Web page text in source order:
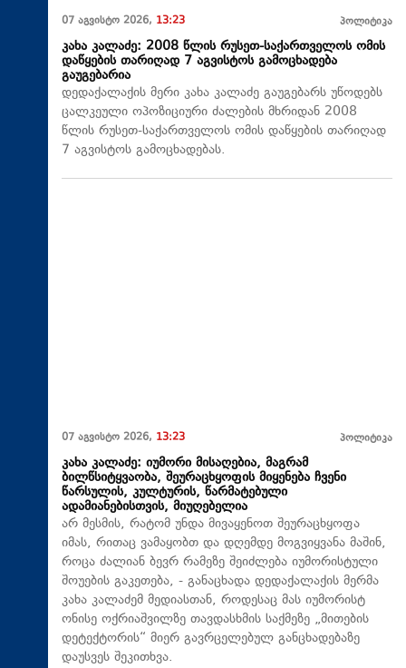
07 აგვისტო 2026, 13:23 პოლიტიკა
კახა კალაძე: 2008 წლის რუსეთ-საქართველოს ომის
დაწყების თარიღად 7 აგვისტოს გამოცხადება
გაუგებარია
დედაქალაქის მერი კახა კალაძე გაუგებარს უწოდებს
ცალკეული ოპოზიციური ძალების მხრიდან 2008
წლის რუსეთ-საქართველოს ომის დაწყების თარიღად
7 აგვისტოს გამოცხადებას.
07 აგვისტო 2026, 13:23 პოლიტიკა
კახა კალაძე: იუმორი მისაღებია, მაგრამ
ბილწსიტყვაობა, შეურაცხყოფის მიყენება ჩვენი
წარსულის, კულტურის, წარმატებული
ადამიანებისთვის, მიუღებელია
არ მესმის, რატომ უნდა მივაყენოთ შეურაცხყოფა
იმას, რითაც ვამაყობთ და დღემდე მოგვიყვანა მაშინ,
როცა ძალიან ბევრ რამეზე შეიძლება იუმორისტული
შოუების გაკეთება, - განაცხადა დედაქალაქის მერმა
კახა კალაძემ მედიასთან, როდესაც მას იუმორისტ
ონისე ოქრიაშვილზე თავდასხმის საქმეზე „მითების
დეტექტორის“ მიერ გავრცელებულ განცხადებაზე
დაუსვეს შეკითხვა.